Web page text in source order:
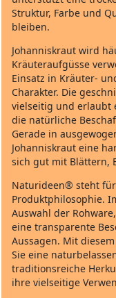
Struktur, Farbe und
bleiben.
Johanniskraut wird
Kräuteraufgüsse
Einsatz in Kräuter‑
Charakter. Die
vielseitig und erlaubt
die natürliche
Gerade in
Johanniskraut eine
sich gut mit Blättern,
Naturideen® steht
Produktphilosophie.
Auswahl der
eine transparente
Aussagen. Mit
Sie eine
traditionsreiche
ihre vielseitige